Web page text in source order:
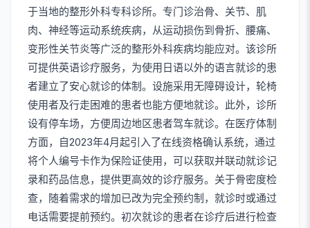
于当地的整形外科专科诊所。专门诊治骨、关节、肌
肉、神经等运动系统疾病，从运动损伤到骨折、腰痛、
变形性关节炎等广泛的整形外科疾病均能应对。该诊所
可提供英语诊疗服务，为使用日语以外的语言就诊的患
者建立了安心就诊的体制。设施采用无障碍设计，轮椅
使用者及行走困难的患者也能方便地就诊。此外，诊所
设有停车场，方便周边地区患者驾车就诊。在医疗体制
方面，自2023年4月起引入了在线资格确认系统，通过
将个人编号卡作为保险证使用，可以获取并联动就诊记
录和药品信息，提供更高效的诊疗服务。关于骨密度检
查，随着需求的增加已改为完全预约制，就诊时或通过
电话需要提前预约。初次就诊的患者在诊疗后进行检查